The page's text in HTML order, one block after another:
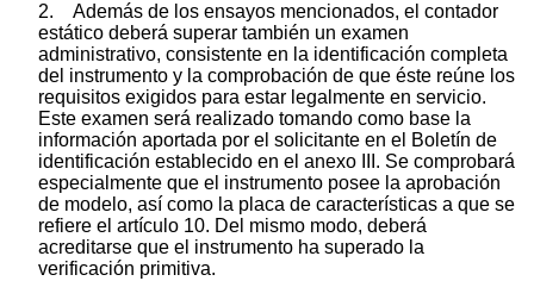
2. Además de los ensayos mencionados, el contador
estático deberá superar también un examen
administrativo, consistente en la identificación completa
del instrumento y la comprobación de que éste reúne los
requisitos exigidos para estar legalmente en servicio.
Este examen será realizado tomando como base la
información aportada por el solicitante en el Boletín de
identificación establecido en el anexo III. Se comprobará
especialmente que el instrumento posee la aprobación
de modelo, así como la placa de características a que se
refiere el artículo 10. Del mismo modo, deberá
acreditarse que el instrumento ha superado la
verificación primitiva.